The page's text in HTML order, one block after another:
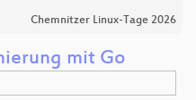
Chemnitzer Linux-Tage 2026
mit Go